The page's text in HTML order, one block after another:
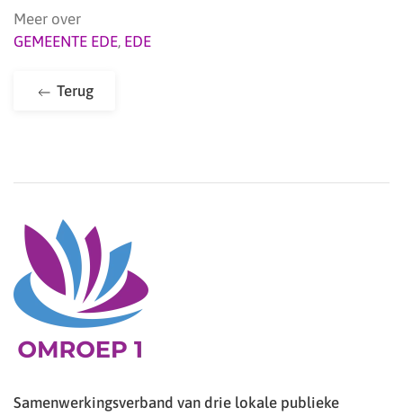
Meer over
GEMEENTE EDE, EDE
Terug
Samenwerkingsverband van drie lokale publieke